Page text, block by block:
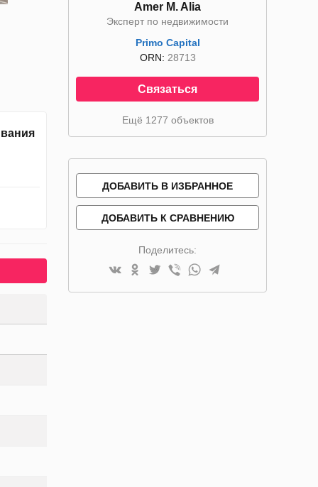
Amer M. Alia
Эксперт по недвижимости
Primo Capital
ORN: 28713
Связаться
Ещё 1277 объектов
ДОБАВИТЬ В ИЗБРАННОЕ
ДОБАВИТЬ К СРАВНЕНИЮ
Поделитесь: